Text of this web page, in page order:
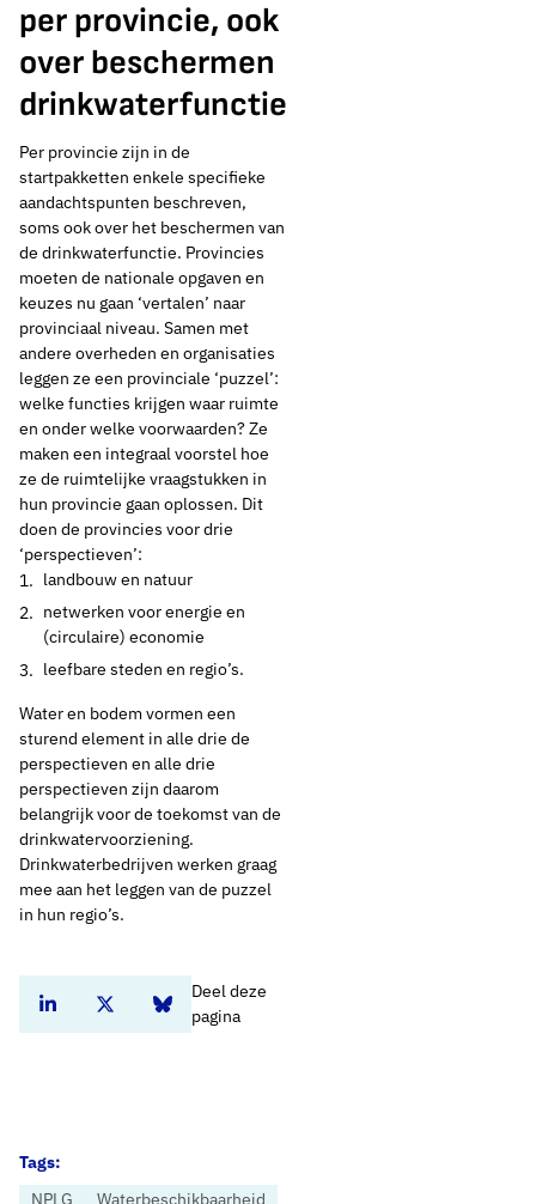
per provincie, ook
over beschermen
drinkwaterfunctie
Per provincie zijn in de
startpakketten enkele specifieke
aandachtspunten beschreven,
soms ook over het beschermen van
de drinkwaterfunctie. Provincies
moeten de nationale opgaven en
keuzes nu gaan ‘vertalen’ naar
provinciaal niveau. Samen met
andere overheden en organisaties
leggen ze een provinciale ‘puzzel’:
welke functies krijgen waar ruimte
en onder welke voorwaarden? Ze
maken een integraal voorstel hoe
ze de ruimtelijke vraagstukken in
hun provincie gaan oplossen. Dit
doen de provincies voor drie
‘perspectieven’:
landbouw en natuur
netwerken voor energie en
(circulaire) economie
leefbare steden en regio’s.
Water en bodem vormen een
sturend element in alle drie de
perspectieven en alle drie
perspectieven zijn daarom
belangrijk voor de toekomst van de
drinkwatervoorziening.
Drinkwaterbedrijven werken graag
mee aan het leggen van de puzzel
in hun regio’s.
Deel deze
pagina
Deel dit artikel op Linkedin
Deel dit artikel op Twitter
Deel dit artikel op Bluesky
Tags:
NPLG
Waterbeschikbaarheid